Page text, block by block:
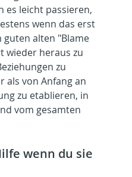
es leicht passieren,
wenn das erst
guten alten "Blame
wieder heraus zu
zu
als von Anfang an
zu etablieren, in
vom gesamten
wenn du sie